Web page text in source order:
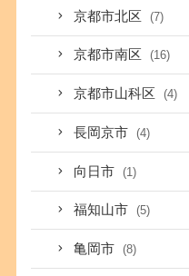
京都市北区 (7)
京都市南区 (16)
京都市山科区 (4)
長岡京市 (4)
向日市 (1)
福知山市 (5)
亀岡市 (8)